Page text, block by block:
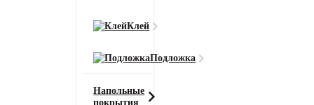
Клей
Подложка
Напольные
покрытия
Подбор коврового покрытия